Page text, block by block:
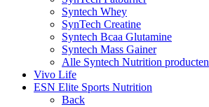
Syntech Whey
SynTech Creatine
Syntech Bcaa Glutamine
Syntech Mass Gainer
Alle Syntech Nutrition producten
Vivo Life
ESN Elite Sports Nutrition
Back